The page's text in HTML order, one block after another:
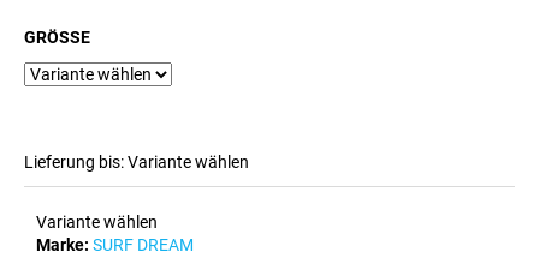
GRÖSSE
Lieferung bis:Variante wählen
Variante wählen
Marke: SURF DREAM
e
n